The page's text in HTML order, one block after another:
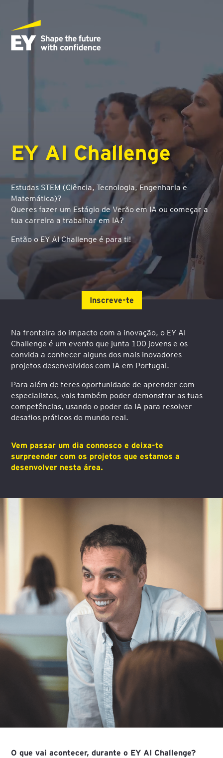
vídeo
EY AI Challenge
Estudas STEM (Ciência, Tecnologia, Engenharia e
Matemática)?
Queres fazer um Estágio de Verão em IA ou começar a
tua carreira a trabalhar em IA?
Então o EY AI Challenge é para ti!
Inscreve-te
Na fronteira do impacto com a inovação, o EY AI
Challenge é um evento que junta 100 jovens e os
convidaa conhecer alguns dos mais inovadores
projetos desenvolvidos com IA em Portugal.
Para além de teres oportunidade de aprender com
especialistas, vais também poder demonstrar as tuas
competências, usando o poder da IA para resolver
desafios práticos do mundo real.
Vem passar um dia connosco e deixa-te
surpreender com os projetos que estamos a
desenvolver nesta área.
O que vai acontecer, durante o EY AI Challenge?